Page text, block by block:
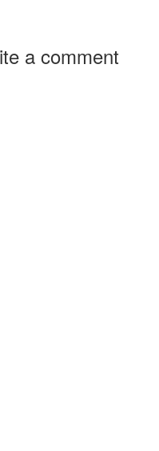
a comment